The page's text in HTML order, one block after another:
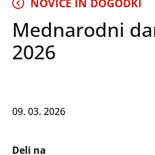
Mednarodni
2026
09. 03. 2026
Deli na